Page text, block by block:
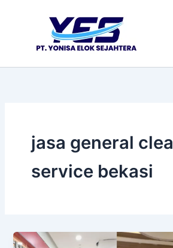
jasa general
service bekasi